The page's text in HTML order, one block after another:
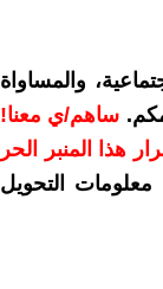
والمساواة
ساهم/ي معنا!
هذا المنبر الحر
معلومات التحويل